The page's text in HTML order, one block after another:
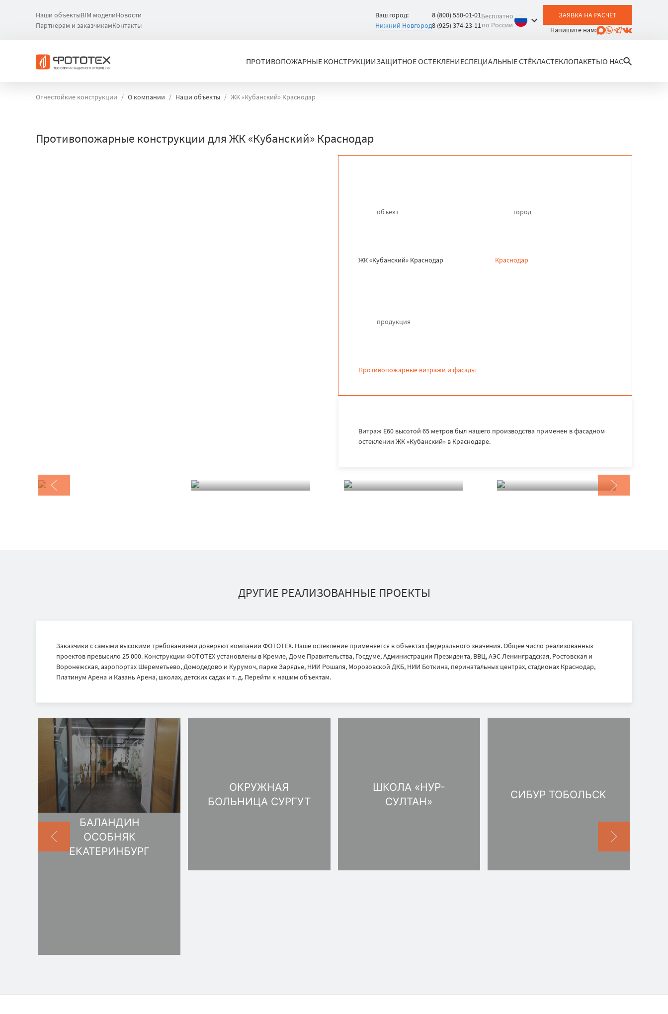
Наши объектыBIM моделиНовости
Партнерам и заказчикамКонтакты
Ваш город:
Нижний Новгород
8 (800) 550-01-01
8 (925) 374-23-11
Бесплатно
по России
ЗАЯВКА НА РАСЧЁТ
Напишите нам:
ПРОТИВОПОЖАРНЫЕ КОНСТРУКЦИИЗАЩИТНОЕ ОСТЕКЛЕНИЕСПЕЦИАЛЬНЫЕ СТЁКЛАСТЕКЛОПАКЕТЫО НАС
Огнестойкие конструкции О компании Наши объекты ЖК «Кубанский» Краснодар
Противопожарные конструкции для ЖК «Кубанский» Краснодар
объект
ЖК «Кубанский» Краснодар
город
Краснодар
продукция
Противопожарные витражи и фасады
Витраж Е60 высотой 65 метров был нашего производства применен в фасадном
остеклении ЖК «Кубанский» в Краснодаре.
ДРУГИЕ РЕАЛИЗОВАННЫЕ ПРОЕКТЫ
Заказчики с самыми высокими требованиями доверяют компании ФОТОТЕХ. Наше остекление применяется в объектах федерального значения. Общее число реализованныз
проектов превысило 25 000. Конструкции ФОТОТЕХ установлены в Кремле, Доме Правительства, Госдуме, Администрации Президента, ВВЦ, АЭС Ленинградская, Ростовская и
Воронежская, аэропортах Шереметьево, Домодедово и Курумоч, парке Зарядье, НИИ Рошаля, Морозовской ДКБ, НИИ Боткина, перинатальных центрах, стадионах Краснодар,
Платинум Арена и Казань Арена, школах, детских садах и т. д. Перейти к нашим объектам.
БАЛАНДИН
ОСОБНЯК
ЕКАТЕРИНБУРГ
ОКРУЖНАЯ
БОЛЬНИЦА CУРГУТ
ШКОЛА «НУР-
СУЛТАН»
СИБУР ТОБОЛЬСК